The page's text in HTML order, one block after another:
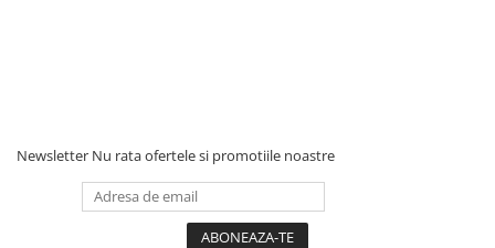
Newsletter Nu rata ofertele si promotiile noastre